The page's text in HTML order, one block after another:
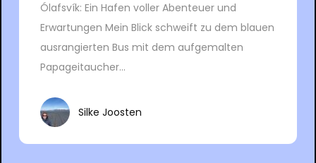
Ólafsvík: Ein Hafen voller Abenteuer und
Erwartungen Mein Blick schweift zu dem blauen
ausrangierten Bus mit dem aufgemalten
Papageitaucher...
Silke Joosten